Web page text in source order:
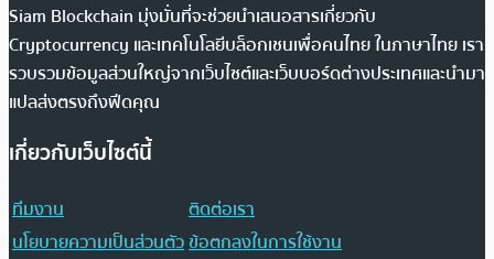
Siam Blockchain มุ่งมั่นที่จะช่วยนำเสนอสารเกี่ยวกับ
Cryptocurrency และเทคโนโลยีบล็อกเชนเพื่อคนไทย ในภาษาไทย เรา
รวบรวมข้อมูลส่วนใหญ่จากเว็บไซต์และเว็บบอร์ดต่างประเทศและนำมา
แปลส่งตรงถึงฟีดคุณ
เกี่ยวกับเว็บไซต์นี้
ทีมงาน
ติดต่อเรา
นโยบายความเป็นส่วนตัวข้อตกลงในการใช้งาน